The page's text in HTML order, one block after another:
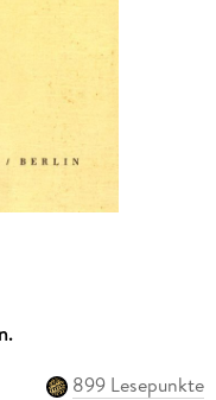
899 Lesepunkte